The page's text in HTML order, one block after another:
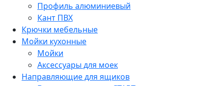
Профиль алюминиевый
Кант ПВХ
Крючки мебельные
Мойки кухонные
Мойки
Аксессуары для моек
Направляющие для ящиков